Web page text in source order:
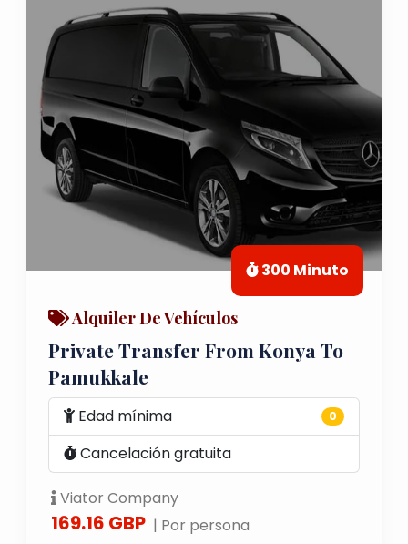
300 Minuto
Alquiler De Vehículos
Private Transfer From Konya To
Pamukkale
Edad mínima 0
Cancelación gratuita
Viator Company
169.16 GBP | Por persona